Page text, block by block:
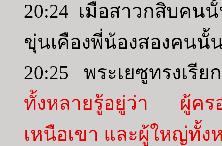
20:24 เมื่อสาวกสิบคน
ขุ่นเคืองพี่น้องสองคนนั้
20:25 พระเยซูทรงเรี
ทั้งหลายรู้อยู่ว่า ผู้ครอ
เหนือเขา และผู้ใหญ่ทั้